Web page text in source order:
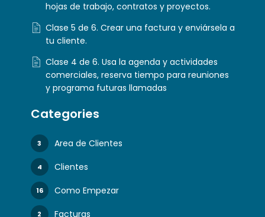
hojas de trabajo, contratos y proyectos.
Clase 5 de 6. Crear una factura y enviársela a
tu cliente.
Clase 4 de 6. Usa la agenda y actividades
comerciales, reserva tiempo para reuniones
y programa futuras llamadas
Categories
Area de Clientes
3
Clientes
4
Como Empezar
16
Facturas
2